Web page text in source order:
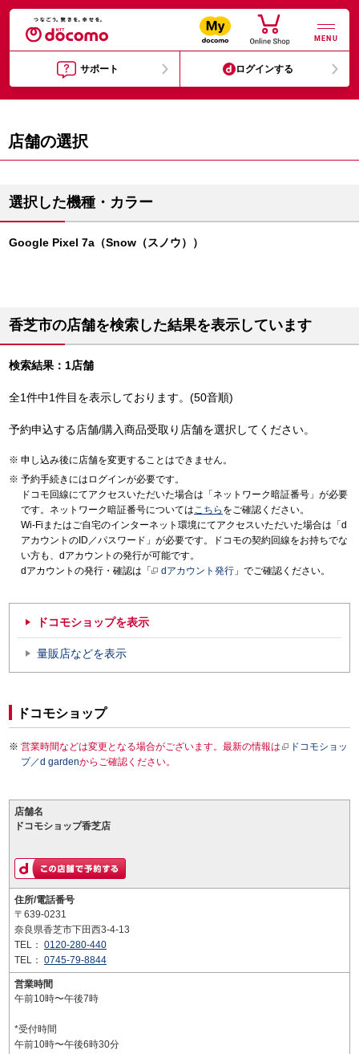
MENU
サポート ログインする
店舗の選択
選択した機種・カラー
Google Pixel 7a（Snow（スノウ））
香芝市の店舗を検索した結果を表示しています
検索結果：1店舗
全1件中1件目を表示しております。(50音順)
予約申込する店舗/購入商品受取り店舗を選択してください。
申し込み後に店舗を変更することはできません。
予約手続きにはログインが必要です。
ドコモ回線にてアクセスいただいた場合は「ネットワーク暗証番号」が必要
です。ネットワーク暗証番号についてはこちら をご確認ください。
Wi-Fiまたはご自宅のインターネット環境にてアクセスいただいた場合は「d
アカウントのID／パスワード」が必要です。ドコモの契約回線をお持ちでな
い方も、dアカウントの発行が可能です。
dアカウントの発行・確認は「
dアカウント発行 」でご確認ください。
ドコモショップを表示
量販店などを表示
ドコモショップ
営業時間などは変更となる場合がございます。最新の情報は
ドコモショッ
プ／d gardenからご確認ください。
店舗名
ドコモショップ香芝店
住所/電話番号
〒639-0231
奈良県香芝市下田西3-4-13
TEL： 0120-280-440
TEL： 0745-79-8844
営業時間
午前10時〜午後7時
*受付時間
午前10時〜午後6時30分